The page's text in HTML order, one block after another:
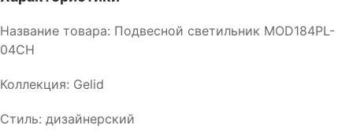
Название товара: Подвесной светильник MOD184PL-
04CH
Коллекция: Gelid
Стиль: дизайнерский